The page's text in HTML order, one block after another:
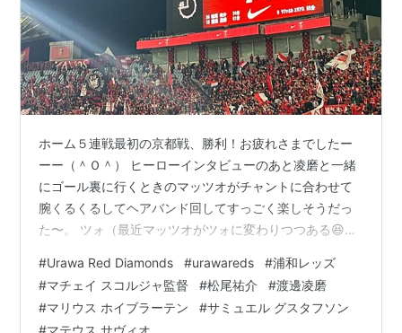
ホーム５連戦最初の京都戦、勝利！お疲れさまでしたー
ーー（＾Ｏ＾） ヒーローインタビューのあと凌磨と一緒
にゴール裏に行くときのマッツオがチャントに合わせて
腕くるくるしてヘアバンド回してすっごく楽しそうだっ
た〜。 ツォ（最近マッツオがツォに変わりつつある😆）
s=46勝ち点３積み重ねたいね😊 日曜日の町田戦と先発メ
ンバーが同じだったのは、良い試合で勝利したから変え
たくないのと埼スタ５連戦になるからだと思うけれど、
#Urawa Red Diamonds #urawareds #浦和レッズ
#マチェイ スコルジャ監督 #松尾祐介 #渡邊凌磨
#マリウス ホイブラーテン #サミュエル グスタフソン
#マテウス サヴィオ